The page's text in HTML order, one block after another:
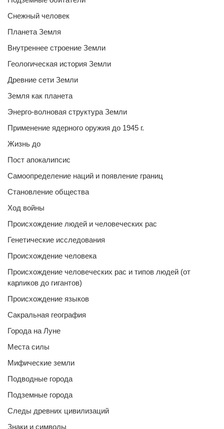
Снежный человек
Планета Земля
Внутреннее строение Земли
Геологическая история Земли
Древние сети Земли
Земля как планета
Энерго-волновая структура Земли
Применение ядерного оружия до 1945 г.
Жизнь до
Пост апокалипсис
Самоопределение наций и появление границ
Становление общества
Ход войны
Происхождение людей и человеческих рас
Генетические исследования
Происхождение человека
Происхождение человеческих рас и типов людей (от
карликов до гигантов)
Происхождение языков
Сакральная география
Города на Луне
Места силы
Мифические земли
Подводные города
Подземные города
Следы древних цивилизаций
Знаки и символы